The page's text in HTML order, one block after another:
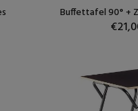
Buffettafel 90° +